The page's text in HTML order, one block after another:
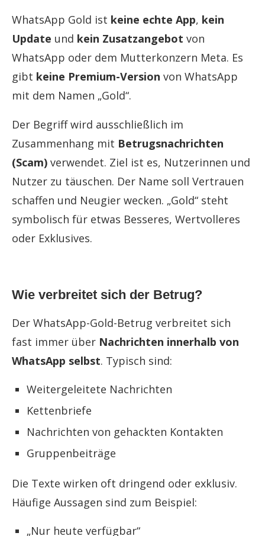
WhatsApp Gold ist keine echte App, kein
Update und kein Zusatzangebot von
WhatsApp oder dem Mutterkonzern Meta. Es
gibt keine Premium-Version von WhatsApp
mit dem Namen „Gold“.
Der Begriff wird ausschließlich im
Zusammenhang mit Betrugsnachrichten
(Scam) verwendet. Ziel ist es, Nutzerinnen und
Nutzer zu täuschen. Der Name soll Vertrauen
schaffen und Neugier wecken. „Gold“ steht
symbolisch für etwas Besseres, Wertvolleres
oder Exklusives.
Wie verbreitet sich der Betrug?
Der WhatsApp-Gold-Betrug verbreitet sich
fast immer über Nachrichten innerhalb von
WhatsApp selbst. Typisch sind:
Weitergeleitete Nachrichten
Kettenbriefe
Nachrichten von gehackten Kontakten
Gruppenbeiträge
Die Texte wirken oft dringend oder exklusiv.
Häufige Aussagen sind zum Beispiel:
„Nur heute verfügbar“